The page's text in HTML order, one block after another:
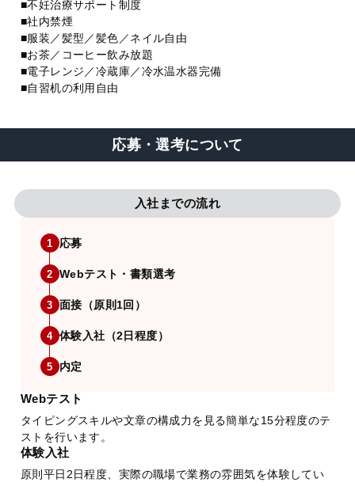
■不妊治療サポート制度
■社内禁煙
■服装／髪型／髪色／ネイル自由
■お茶／コーヒー飲み放題
■電子レンジ／冷蔵庫／冷水温水器完備
■自習机の利用自由
応募・選考について
入社までの流れ
1 応募
2 Webテスト・書類選考
3 面接（原則1回）
4 体験入社（2日程度）
5 内定
Webテスト
タイピングスキルや文章の構成力を見る簡単な15分程度のテ
ストを行います。
体験入社
原則平日2日程度、実際の職場で業務の雰囲気を体験してい